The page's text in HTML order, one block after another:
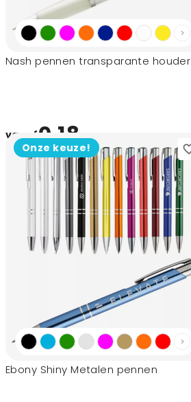
Nash pennen transparante houder
vanaf0,18
Onze keuze!
Ebony Shiny Metalen pennen